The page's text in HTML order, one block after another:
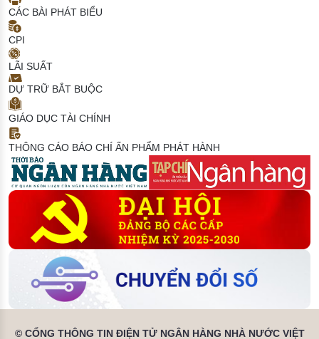
CÁC BÀI PHÁT BIỂU
CPI
LÃI SUẤT
DỰ TRỮ BẮT BUỘC
GIÁO DỤC TÀI CHÍNH
THÔNG CÁO BÁO CHÍ ẤN PHẨM PHÁT HÀNH
© CỔNG THÔNG TIN ĐIỆN TỬ NGÂN HÀNG NHÀ NƯỚC VIỆT